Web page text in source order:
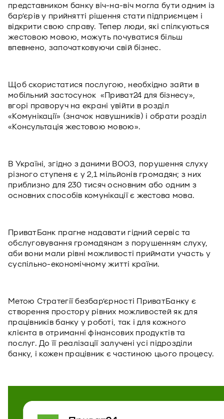
представником банку віч-на-віч могла бути одним із
бар’єрів у прийнятті рішення стати підприємцем і
відкрити свою справу. Тепер люди, які спілкуються
жестовою мовою, можуть почуватися більш
впевнено, започатковуючи свій бізнес.
Щоб скористатися послугою, необхідно зайти в
мобільний застосунок «Приват24 для бізнесу»,
вгорі праворуч на екрані увійти в розділ
«Комунікації» (значок навушників) і обрати розділ
«Консультація жестовою мовою».
В Україні, згідно з даними ВООЗ, порушення слуху
різного ступеня є у 2,1 мільйонів громадян; з них
приблизно для 230 тисяч основним або одним з
основних способів комунікації є жестова мова.
ПриватБанк прагне надавати гідний сервіс та
обслуговування громадянам з порушенням слуху,
аби вони мали рівні можливості приймати участь у
суспільно-економічному житті країни.
Метою Стратегії безбар’єрності ПриватБанку є
створення простору рівних можливостей як для
працівників банку у роботі, так і для кожного
клієнта в отриманні фінансових продуктів та
послуг. До її реалізації залучені усі підрозділи
банку, і кожен працівник є частиною цього процесу.